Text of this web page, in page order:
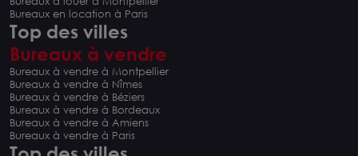
Bureaux en location à Paris
Top des villes
Bureaux à vendre
Bureaux à vendre à Montpellier
Bureaux à vendre à Nîmes
Bureaux à vendre à Béziers
Bureaux à vendre à Bordeaux
Bureaux à vendre à Amiens
Bureaux à vendre à Paris